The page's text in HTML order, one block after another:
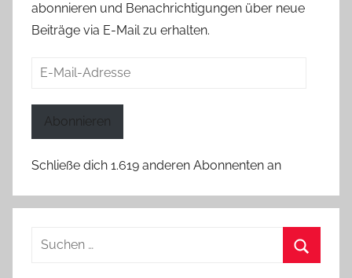
abonnieren und Benachrichtigungen über neue
Beiträge via E-Mail zu erhalten.
E-
Abonnieren
Schließe dich 1.619 anderen Abonnenten an
Suchen